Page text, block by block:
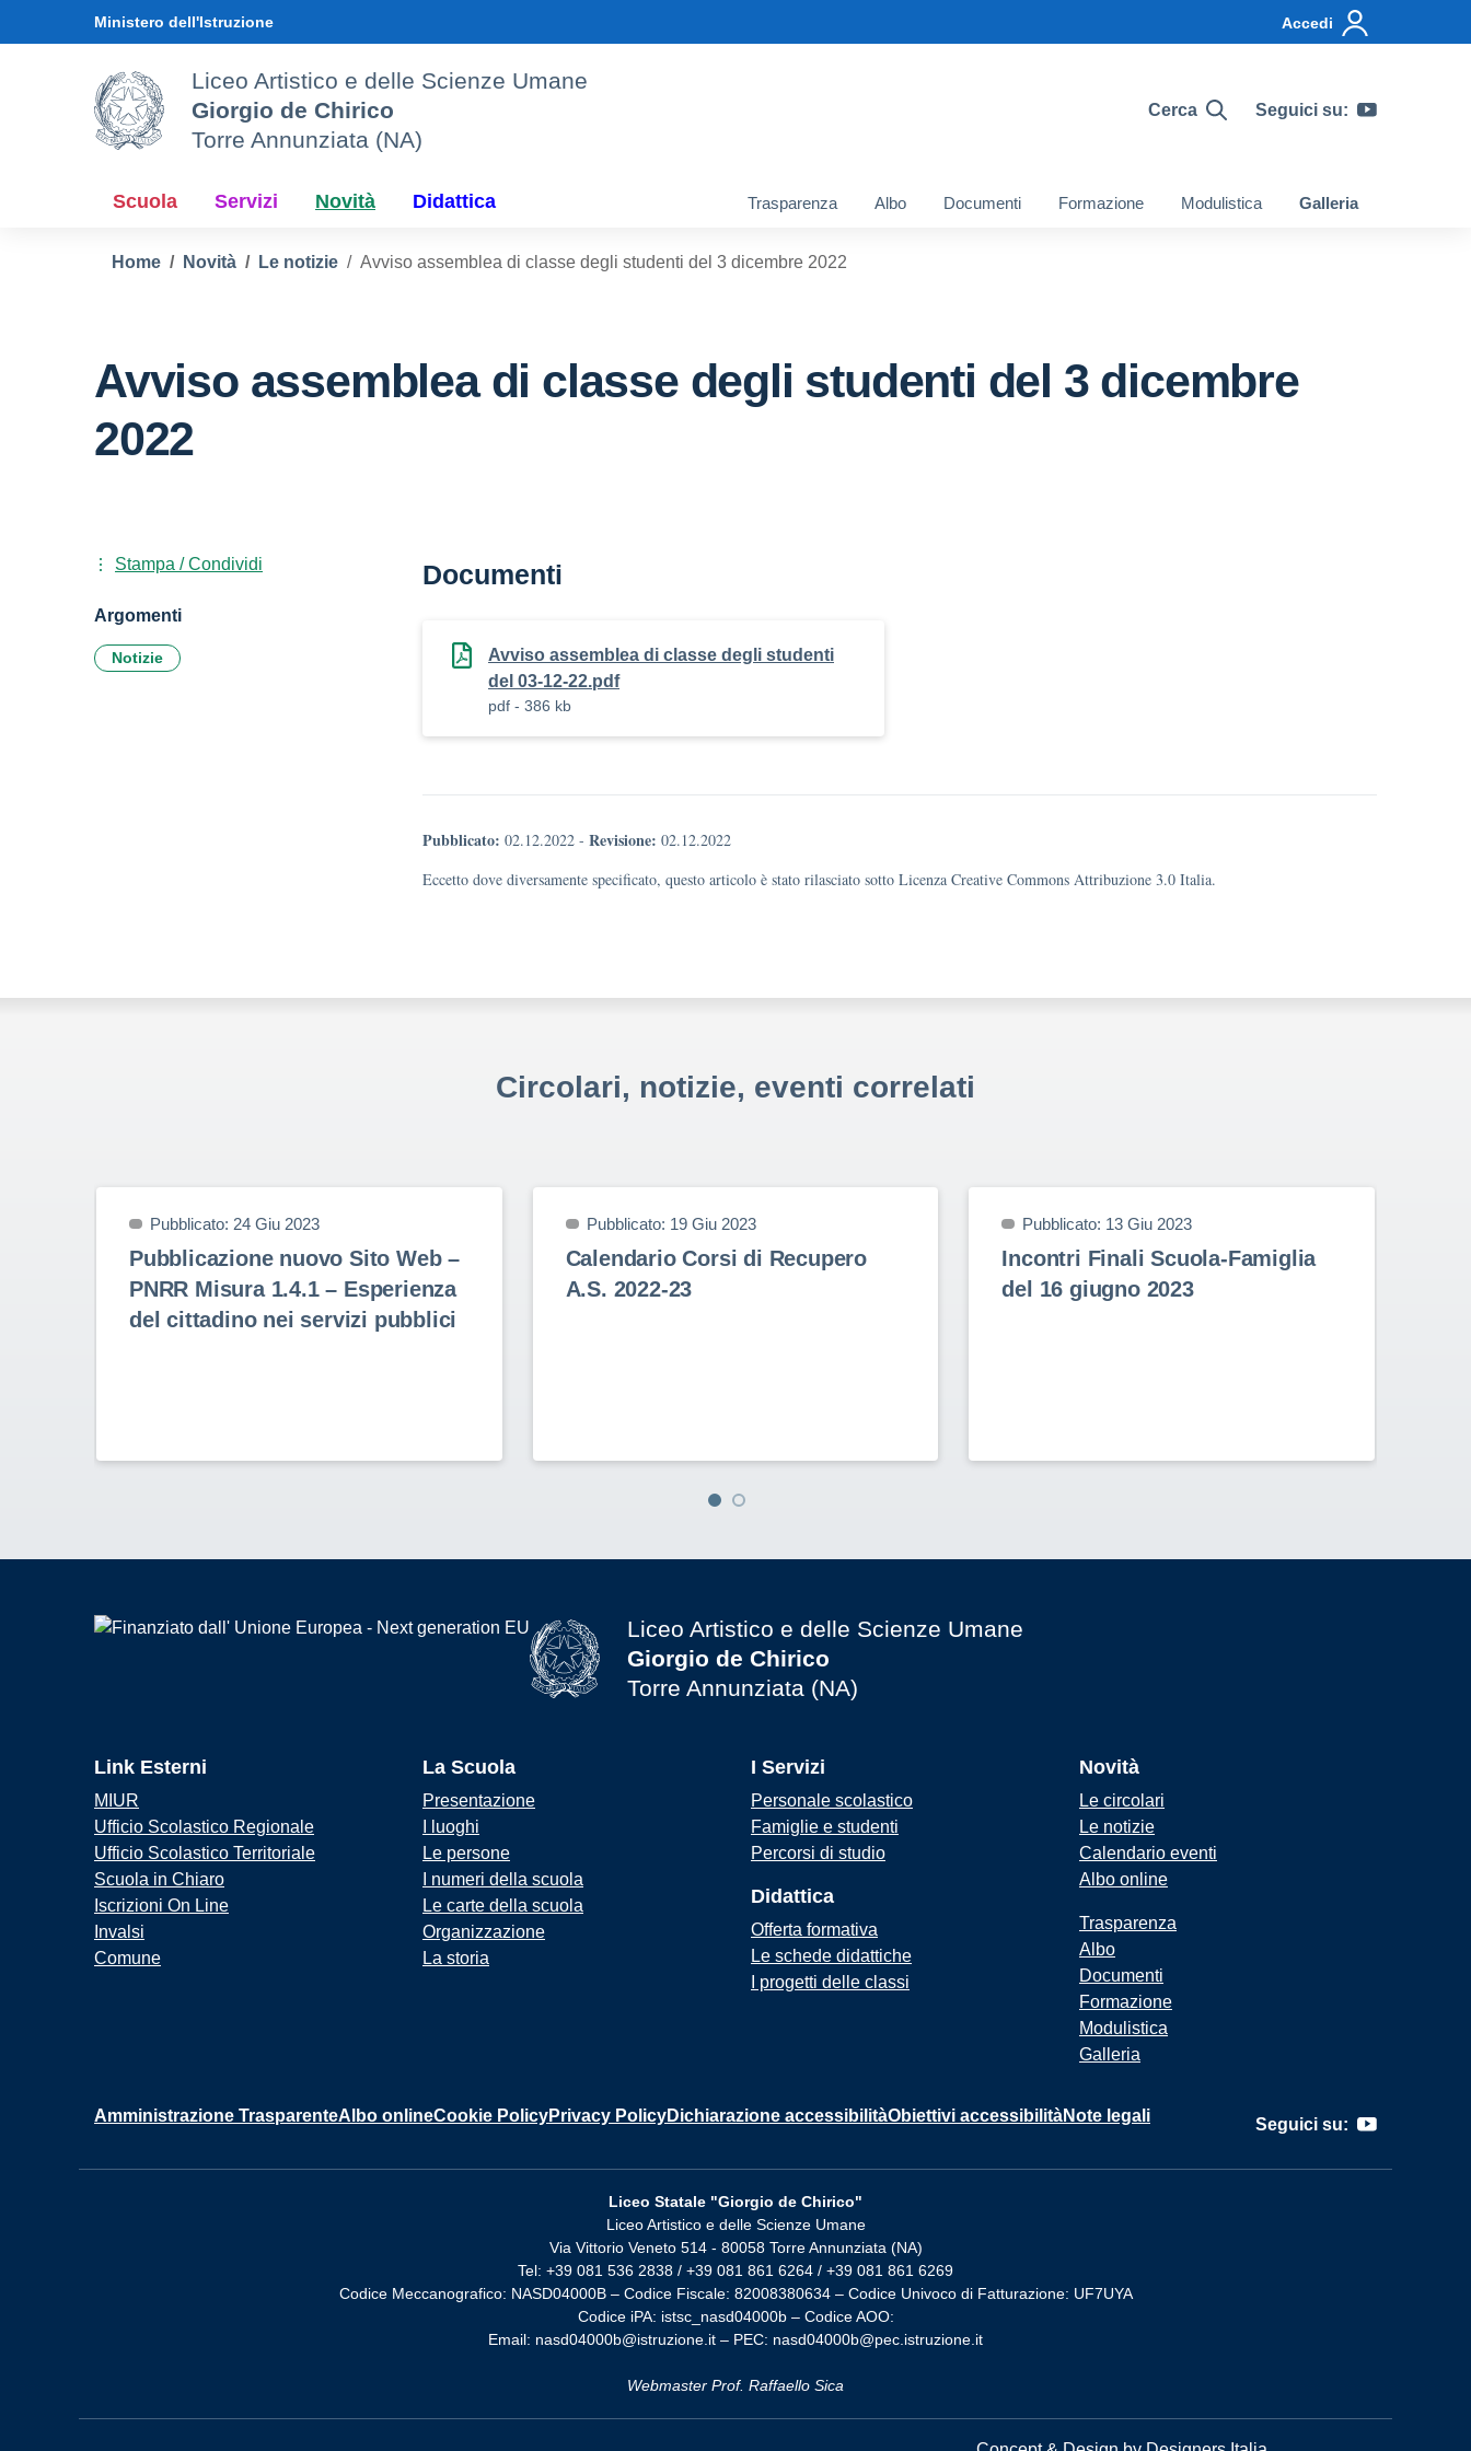
Ministero dell'Istruzione Accedi
Liceo Artistico e delle Scienze Umane
Giorgio de Chirico
Torre Annunziata (NA)
Cerca Seguici su:
Scuola Servizi Novità Didattica Trasparenza Albo Documenti Formazione Modulistica Galleria
Home Novità Le notizie Avviso assemblea di classe degli studenti del 3 dicembre 2022
Avviso assemblea di classe degli studenti del 3 dicembre
2022
Documenti
Avviso assemblea di classe degli studenti
del 03-12-22.pdf
pdf - 386 kb
Pubblicato: 02.12.2022 - Revisione: 02.12.2022
Eccetto dove diversamente specificato, questo articolo è stato rilasciato sotto Licenza Creative Commons Attribuzione 3.0 Italia.
Stampa / Condividi
Argomenti
Notizie
Circolari, notizie, eventi correlati
Pubblicato: 24 Giu 2023
Pubblicazione nuovo Sito Web –
PNRR Misura 1.4.1 – Esperienza
del cittadino nei servizi pubblici
Pubblicato: 19 Giu 2023
Calendario Corsi di Recupero
A.S. 2022-23
Pubblicato: 13 Giu 2023
Incontri Finali Scuola-Famiglia
del 16 giugno 2023
Liceo Artistico e delle Scienze Umane
Giorgio de Chirico
Torre Annunziata (NA)
Link Esterni
MIUR
Ufficio Scolastico Regionale
Ufficio Scolastico Territoriale
Scuola in Chiaro
Iscrizioni On Line
Invalsi
Comune
La Scuola
Presentazione
I luoghi
Le persone
I numeri della scuola
Le carte della scuola
Organizzazione
La storia
I Servizi
Personale scolastico
Famiglie e studenti
Percorsi di studio
Didattica
Offerta formativa
Le schede didattiche
I progetti delle classi
Novità
Le circolari
Le notizie
Calendario eventi
Albo online
Trasparenza
Albo
Documenti
Formazione
Modulistica
Galleria
Amministrazione TrasparenteAlbo onlineCookie PolicyPrivacy PolicyDichiarazione accessibilitàObiettivi accessibilitàNote legali Seguici su:
Liceo Statale "Giorgio de Chirico"
Liceo Artistico e delle Scienze Umane
Via Vittorio Veneto 514 - 80058 Torre Annunziata (NA)
Tel: +39 081 536 2838 / +39 081 861 6264 / +39 081 861 6269
Codice Meccanografico: NASD04000B – Codice Fiscale: 82008380634 – Codice Univoco di Fatturazione: UF7UYA
Codice iPA: istsc_nasd04000b – Codice AOO:
Email: nasd04000b@istruzione.it – PEC: nasd04000b@pec.istruzione.it
Webmaster Prof. Raffaello Sica